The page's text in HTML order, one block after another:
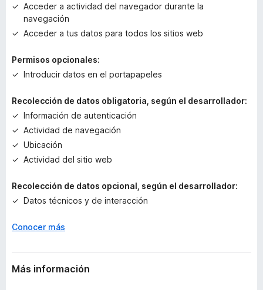
Acceder a actividad del navegador durante la
navegación
Acceder a tus datos para todos los sitios web
Permisos opcionales:
Introducir datos en el portapapeles
Recolección de datos obligatoria, según el desarrollador:
Información de autenticación
Actividad de navegación
Ubicación
Actividad del sitio web
Recolección de datos opcional, según el desarrollador:
Datos técnicos y de interacción
Conocer más
Más información